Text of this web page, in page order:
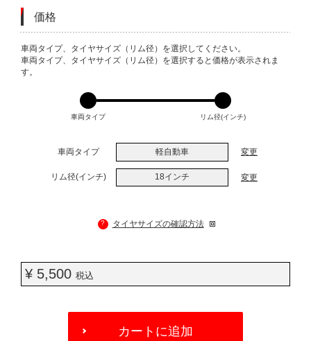
価格
VARIATIONS
車両タイプ、タイヤサイズ（リム径）を選択してください。
車両タイプ、タイヤサイズ（リム径）を選択すると価格が表示されま
す。
車両タイプ リム径(インチ)
車両タイプ 軽自動車 変更
リム径(インチ) 18インチ 変更
? タイヤサイズの確認方法
¥ 5,500 税込
カートに追加